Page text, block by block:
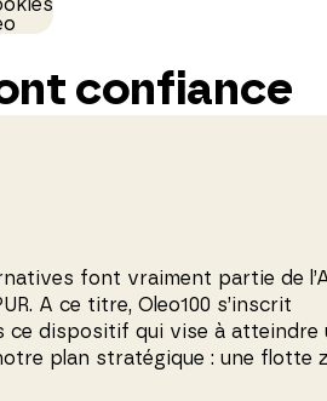
confiance
font vraiment partie de
A ce titre, Oleo100 s’inscrit
ce dispositif qui vise à atteindre
plan stratégique : une flotte